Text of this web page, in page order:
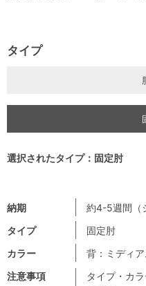
注意事項
タイプ・カ
納期
約4-5週間（
タイプ
固定肘
カラー
背：ミディ
タイプ
選択されたタイプ：固定肘